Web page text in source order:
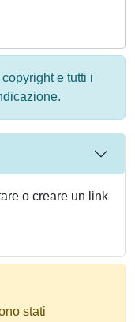
e tutti i
o creare un link
stati